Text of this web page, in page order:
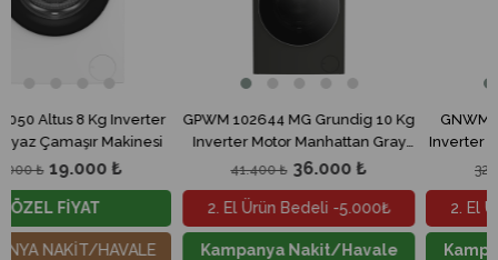
GPWM 102644 MG Grundig 10 Kg
Inverter Motor Manhattan Gray
Çamaşır Makinesi
36.000 ₺
41.400 ₺
2. El Ürün Bedeli -5.000₺
Kampanya Nakit/Havale
GNWM 81612 A Grundig
Inverter Motor Çamaşır
28.000 ₺
32.200 ₺
2. El Ürün Bedeli -
Kampanya Nakit/